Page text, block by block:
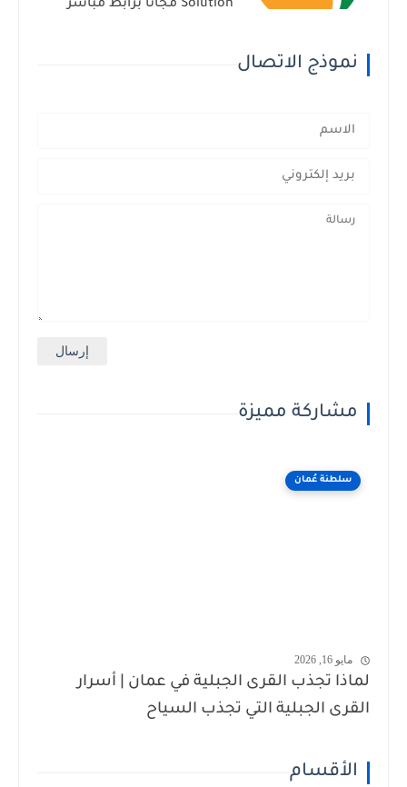
Solution مجانًا برابط مباشر
نموذج الاتصال
مشاركة مميزة
سلطنة عُمان
مايو 16, 2026
لماذا تجذب القرى الجبلية في عمان | أسرار
القرى الجبلية التي تجذب السياح
الأقسام